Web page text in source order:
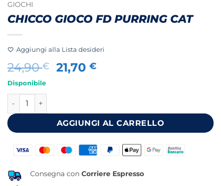
GIOCHI
CHICCO GIOCO FD PURRING CAT
Aggiungi alla Lista desideri
24,90€
Il
24,90 €.
21,70€
21,70 €.
Disponibile
CHICCO GIOCO FD PURRING CAT quantità
AGGIUNGI AL CARRELLO
Consegna con Corriere Espresso